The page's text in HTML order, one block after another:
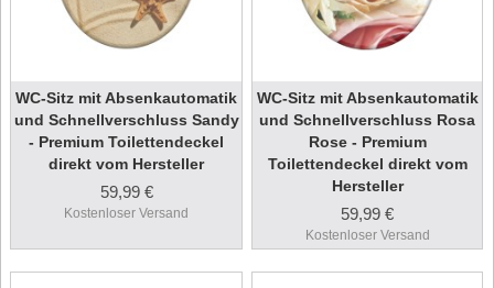
WC-Sitz mit Absenkautomatik
und Schnellverschluss Sandy
- Premium Toilettendeckel
direkt vom Hersteller
59,99 €
Kostenloser Versand
WC-Sitz mit Absenkautomatik
und Schnellverschluss Rosa
Rose - Premium
Toilettendeckel direkt vom
Hersteller
59,99 €
Kostenloser Versand